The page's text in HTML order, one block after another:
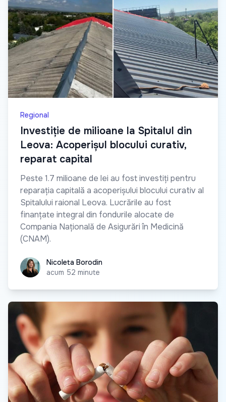
Regional
Investiție de milioane la Spitalul din
Leova: Acoperișul blocului curativ,
reparat capital
Peste 1.7 milioane de lei au fost investiți pentru
reparația capitală a acoperișului blocului curativ al
Spitalului raional Leova. Lucrările au fost
finanțate integral din fondurile alocate de
Compania Națională de Asigurări în Medicină
(CNAM).
Nicoleta Borodin
Nicoleta Borodin
acum 52 minute